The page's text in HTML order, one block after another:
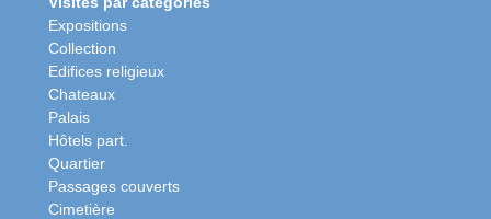
Expositions
Collection
Edifices religieux
Chateaux
Palais
Hôtels part.
Quartier
Passages couverts
Cimetière